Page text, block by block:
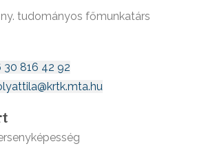
tudományos főmunkatárs
30 816 42 92